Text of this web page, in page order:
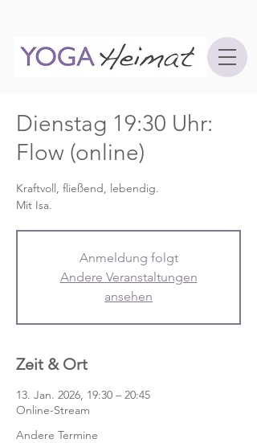
Dienstag 19:30 Uhr:
Flow (online)
Kraftvoll, fließend, lebendig.
Mit Isa.
Anmeldung folgt
Andere Veranstaltungen
ansehen
Zeit & Ort
13. Jan. 2026, 19:30 – 20:45
Online-Stream
Andere Termine